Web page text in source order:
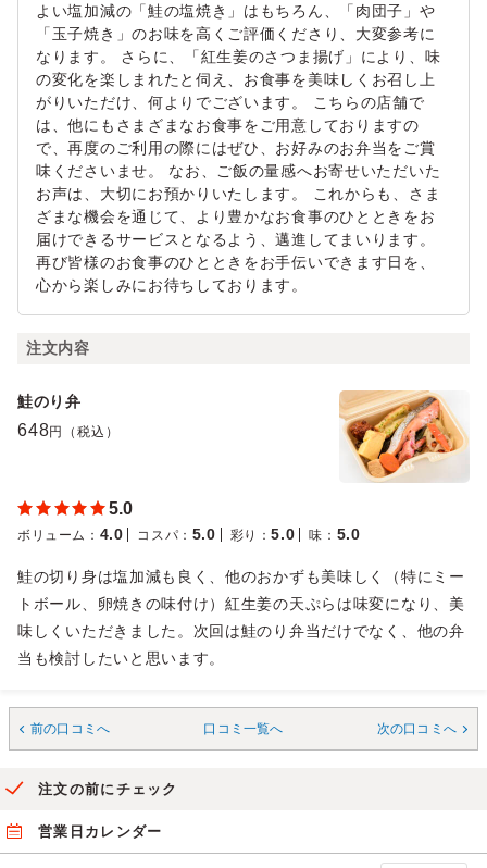
よい塩加減の「鮭の塩焼き」はもちろん、「肉団子」や
「玉子焼き」のお味を高くご評価くださり、大変参考に
なります。 さらに、「紅生姜のさつま揚げ」により、味
の変化を楽しまれたと伺え、お食事を美味しくお召し上
がりいただけ、何よりでございます。 こちらの店舗で
は、他にもさまざまなお食事をご用意しておりますの
で、再度のご利用の際にはぜひ、お好みのお弁当をご賞
味くださいませ。 なお、ご飯の量感へお寄せいただいた
お声は、大切にお預かりいたします。 これからも、さま
ざまな機会を通じて、より豊かなお食事のひとときをお
届けできるサービスとなるよう、邁進してまいります。
再び皆様のお食事のひとときをお手伝いできます日を、
心から楽しみにお待ちしております。
注文内容
鮭のり弁
648円（税込）
5.0
ボリューム ： 4.0 コスパ ： 5.0 彩り ：5.0 味 ： 5.0
鮭の切り身は塩加減も良く、他のおかずも美味しく（特にミー
トボール、卵焼きの味付け）紅生姜の天ぷらは味変になり、美
味しくいただきました。次回は鮭のり弁当だけでなく、他の弁
当も検討したいと思います。
前の口コミへ 口コミ一覧へ 次の口コミへ
注文の前にチェック
営業日カレンダー